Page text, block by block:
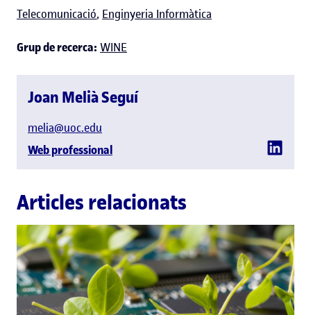
Telecomunicació, Enginyeria Informàtica
Grup de recerca: WINE
Joan Melià Seguí
melia@uoc.edu
Web professional
Articles relacionats